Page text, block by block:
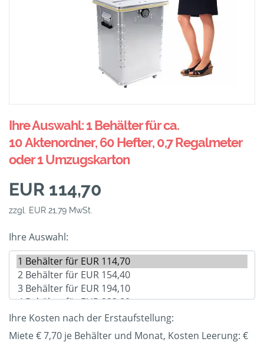
Ihre Auswahl: 1 Behälter für ca.
10 Aktenordner, 60 Hefter, 0,7 Regalmeter
oder 1 Umzugskarton
EUR 114,70
zzgl. EUR 21,79 MwSt.
Ihre Auswahl:
Ihre Kosten nach der Erstaufstellung:
Miete € 7,70 je Behälter und Monat, Kosten Leerung: €